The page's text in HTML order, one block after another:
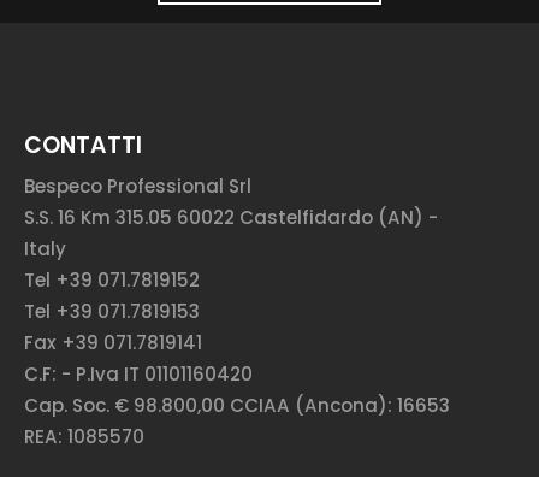
CONTATTI
Bespeco Professional Srl
S.S. 16 Km 315.05 60022 Castelfidardo (AN) -
Italy
Tel +39 071.7819152
Tel +39 071.7819153
Fax +39 071.7819141
C.F: - P.Iva IT 01101160420
Cap. Soc. € 98.800,00 CCIAA (Ancona): 16653
REA: 1085570